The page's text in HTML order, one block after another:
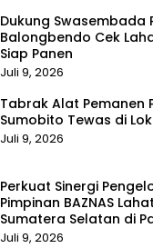
Dukung Swasembada
Balongbendo Cek
Siap Panen
Juli 9, 2026
Tabrak Alat Pemanen
Sumobito Tewas di
Juli 9, 2026
Perkuat Sinergi
Pimpinan BAZNAS
Sumatera Selatan di
Juli 9, 2026